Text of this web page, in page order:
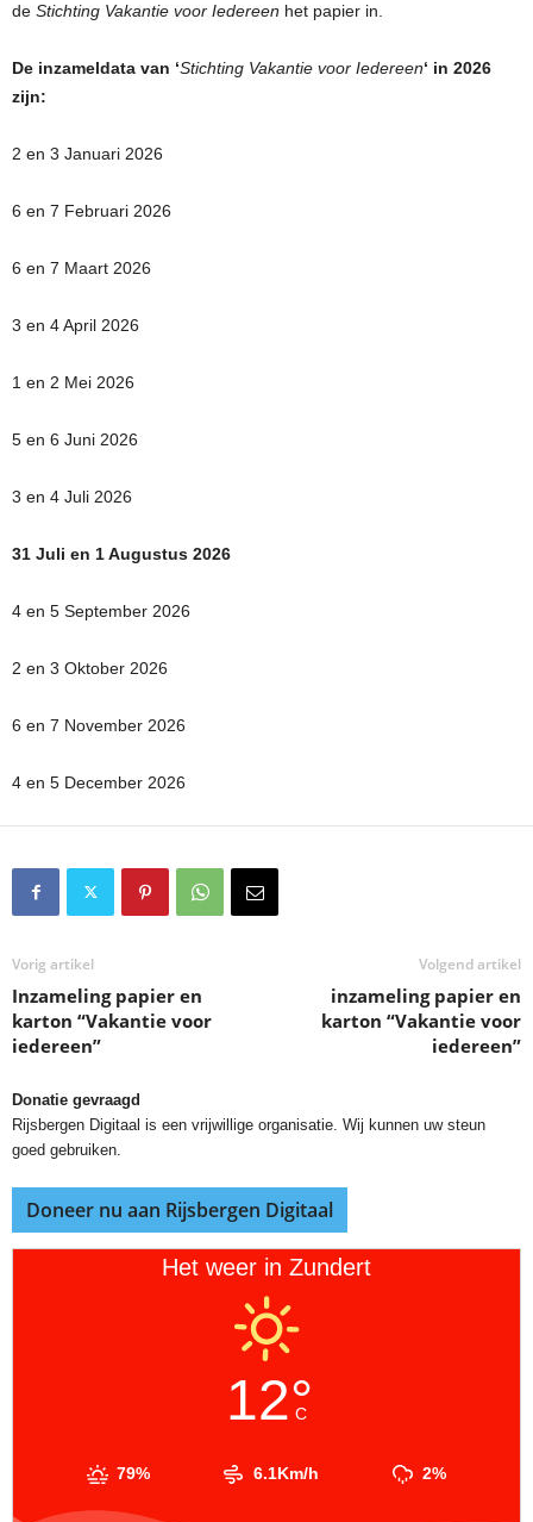
de Stichting Vakantie voor Iedereen het papier in.
De inzameldata van ‘Stichting Vakantie voor Iedereen‘ in 2026
zijn:
2 en 3 Januari 2026
6 en 7 Februari 2026
6 en 7 Maart 2026
3 en 4 April 2026
1 en 2 Mei 2026
5 en 6 Juni 2026
3 en 4 Juli 2026
31 Juli en 1 Augustus 2026
4 en 5 September 2026
2 en 3 Oktober 2026
6 en 7 November 2026
4 en 5 December 2026
Vorig artikel
Inzameling papier en
karton “Vakantie voor
iedereen”
Volgend artikel
inzameling papier en
karton “Vakantie voor
iedereen”
Donatie gevraagd
Rijsbergen Digitaal is een vrijwillige organisatie. Wij kunnen uw steun
goed gebruiken.
Doneer nu aan Rijsbergen Digitaal
Het weer in Zundert
12°
C
79% 6.1Km/h 2%